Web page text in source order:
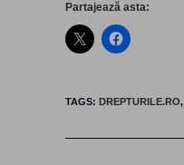
Partajează asta:
TAGS: DREPTURILE.RO,